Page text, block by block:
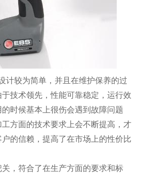
计较为简单，并且在维护保养的过
技术领先，性能可靠稳定，运行效
时候基本上很伤会遇到故障问题
方面的技术要求上会不断提高，才
的信赖，提高了在市场上的性价比
，符合了在生产方面的要求和标